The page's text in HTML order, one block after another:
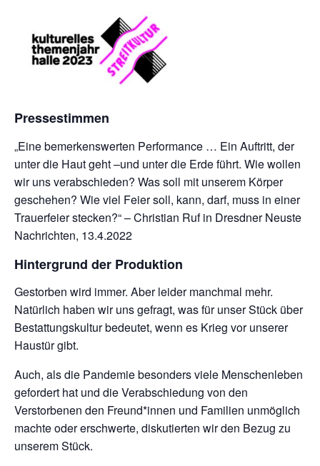
Pressestimmen
„Eine bemerkenswerten Performance … Ein Auftritt, der
unter die Haut geht –und unter die Erde führt. Wie wollen
wir uns verabschieden? Was soll mit unserem Körper
geschehen? Wie viel Feier soll, kann, darf, muss in einer
Trauerfeier stecken?“ – Christian Ruf in Dresdner Neuste
Nachrichten, 13.4.2022
Hintergrund der Produktion
Gestorben wird immer. Aber leider manchmal mehr.
Natürlich haben wir uns gefragt, was für unser Stück über
Bestattungskultur bedeutet, wenn es Krieg vor unserer
Haustür gibt.
Auch, als die Pandemie besonders viele Menschenleben
gefordert hat und die Verabschiedung von den
Verstorbenen den Freund*innen und Familien unmöglich
machte oder erschwerte, diskutierten wir den Bezug zu
unserem Stück.